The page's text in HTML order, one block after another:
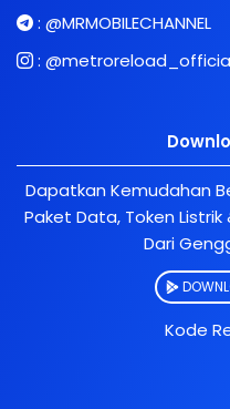
: @MRMOBILECHANNEL
:
Dapatkan Kemudahan
Paket Data, Token
Dari
Kode